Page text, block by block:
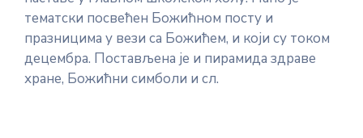
тематски посвећен Божићном посту и
празницима у вези са Божићем, и који су током
децембра. Постављена је и пирамида здраве
хране, Божићни симболи и сл.